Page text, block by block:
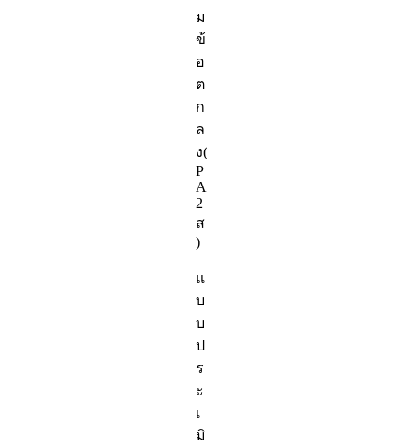
ม
ข้
อ
ต
ก
ล
ง(
P
A
2
ส
)
แ
บ
บ
ป
ร
ะ
เ
มิ